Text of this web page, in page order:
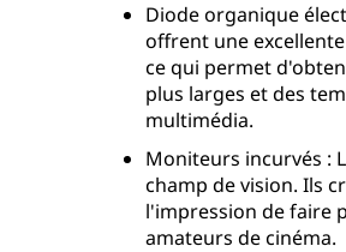
Diode organique
offrent une
ce qui permet
plus larges et des
multimédia.
Moniteurs incurvés :
champ de vision. Ils
l'impression de faire
amateurs de cinéma.